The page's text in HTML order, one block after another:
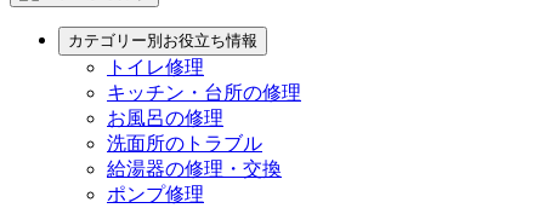
カテゴリー別お役立ち情報
トイレ修理
キッチン・台所の修理
お風呂の修理
洗面所のトラブル
給湯器の修理・交換
ポンプ修理